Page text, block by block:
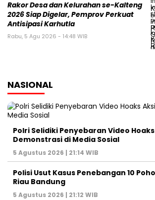
Rakor Desa dan Kelurahan se-Kalteng
2026 Siap Digelar, Pemprov Perkuat
Antisipasi Karhutla
Rabu, 5 Agu 2026 - 14:48 WIB
NASIONAL
Polri Selidiki Penyebaran Video
Demonstrasi di Media Sosial
5 Agustus 2026 | 21:14 WIB
Polisi Usut Kasus Penebangan 10
Riau Bandung
5 Agustus 2026 | 21:12 WIB